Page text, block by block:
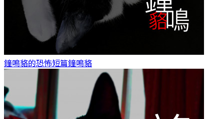
鐘鳴貉的恐怖短篇鐘鳴貉